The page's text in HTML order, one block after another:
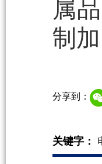
属
制加
分享到：
关键字：